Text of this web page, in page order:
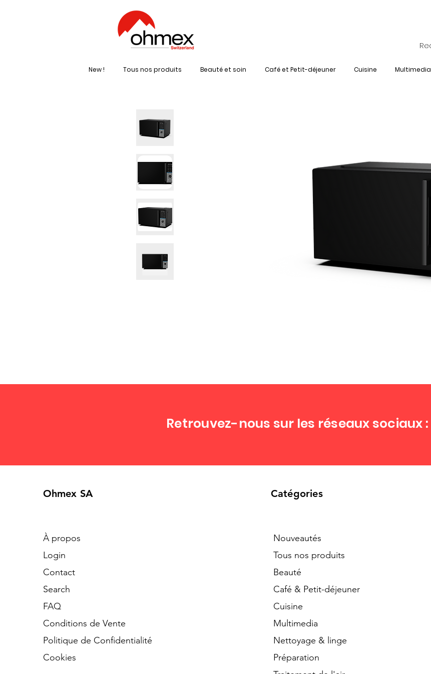
New ! Tous nos produits Beauté et soin Café et Petit-déjeuner Cuisine Multimedia
Retrouvez-nous sur les réseaux sociaux :
Ohmex SA
À propos
Login
Contact
Search
​FAQ
Conditions de Vente
Politique de Confidentialité
Cookies
Catégories
Nouveautés
Tous nos produits
Beauté
Café & Petit-déjeuner
Cuisine
Multimedia
Nettoyage & linge
Préparation